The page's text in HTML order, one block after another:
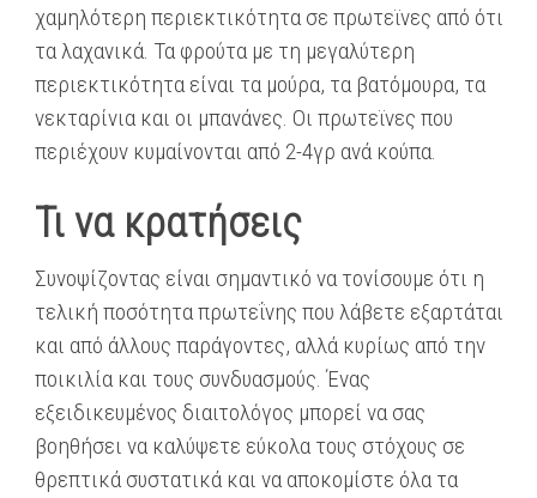
χαμηλότερη περιεκτικότητα σε πρωτεϊνες από ότι
τα λαχανικά. Τα φρούτα με τη μεγαλύτερη
περιεκτικότητα είναι τα μούρα, τα βατόμουρα, τα
νεκταρίνια και οι μπανάνες. Οι πρωτεϊνες που
περιέχουν κυμαίνονται από 2-4γρ ανά κούπα.
Τι να κρατήσεις
Συνοψίζοντας είναι σημαντικό να τονίσουμε ότι η
τελική ποσότητα πρωτεΐνης που λάβετε εξαρτάται
και από άλλους παράγοντες, αλλά κυρίως από την
ποικιλία και τους συνδυασμούς. Ένας
εξειδικευμένος διαιτολόγος μπορεί να σας
βοηθήσει να καλύψετε εύκολα τους στόχους σε
θρεπτικά συστατικά και να αποκομίστε όλα τα